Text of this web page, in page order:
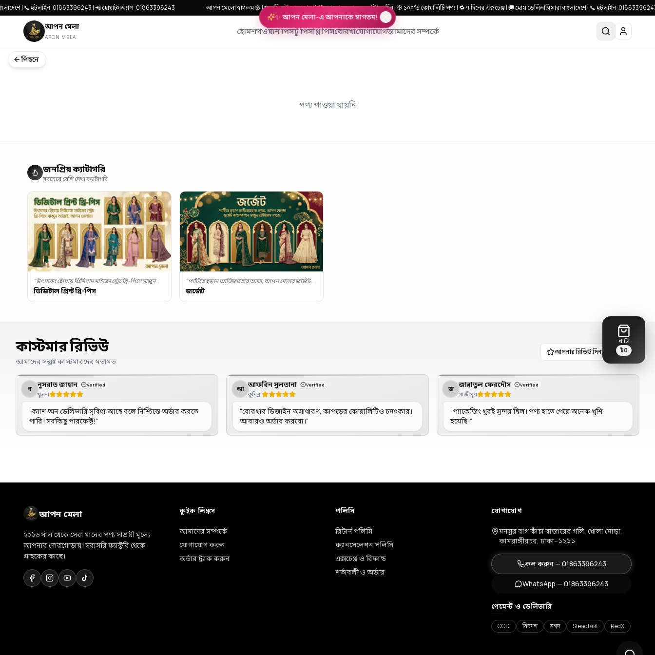
✨ আপন মেলা-এ আপনাকে স্বাগতম!
| 📞 হটলাইন: 01863396243 | 📲 হোয়াটসঅ্যাপ: 01863396243 আপন মেলাে স্বাগতম 🌸 | ❌ অগ্রিম টাকা লাগে না | 📦 পণ্য হাতে পেয়ে দেখে টাকা দিন | 🎯 ১০০% কোয়ালিটি পণ্য | 🔁 ৭ দিনের এক্সচেঞ্জ | 🚚 হোম ডেলিভারি সারা বাংলাদেশে | 📞 হটলাইন:
আপন মেলা
APON MELA
হোমশপওয়ান পিসটু পিসথ্রি পিসবোরখাযোগাযোগআমাদের সম্পর্কে
পিছনে
পণ্য পাওয়া যায়নি
জনপ্রিয় ক্যাটাগরি
সবচেয়ে বেশি দেখা ক্যাটাগরি
"উৎসবের ছোঁয়ায় প্রিমিয়াম মাইক্রো স্ট্রেচ থ্রি-পিসে সাজুন
আজই, আপন মেলায়।"
ডিজিটাল প্রিন্ট থ্রি-পিস
"পার্টিতে ছড়ান আভিজাত্যের আভা, আপন মেলার জর্জেট
কালেকশনে সাজুন প্রিমিয়াম সাজে।
জর্জেট
কাস্টমার রিভিউ
আমাদের সন্তুষ্ট কাস্টমারদের মতামত
আপনার রিভিউ দিন
ন নুসরাত জাহান Verified
খুলনা
"ক্যাশ অন ডেলিভারি সুবিধা আছে বলে নিশ্চিন্তে অর্ডার করতে
পারি। সবকিছু পারফেক্ট!"
আ আফরিন সুলতানা Verified
কুমিল্লা
"বোরখার ডিজাইন অসাধারণ, কাপড়ের কোয়ালিটিও চমৎকার।
আবারও অর্ডার করবো।"
জ জান্নাতুল ফেরদৌস Verified
গাজীপুর
"প্যাকেজিং খুবই সুন্দর ছিল। পণ্য হাতে পেয়ে অনেক খুশি
হয়েছি।"
🛍️
🛒
🏷️
👜
⭐
আপন মেলা
২০১৬ সাল থেকে সেরা মানের পণ্য সাশ্রয়ী মূল্যে
আপনার দোরগোড়ায়। সরাসরি ফ্যাক্টরি থেকে
গ্রাহকের কাছে।
কুইক লিঙ্কস
আমাদের সম্পর্কে
যোগাযোগ করুন
অর্ডার ট্র্যাক করুন
পলিসি
রিটার্ন পলিসি
ক্যানসেলেশন পলিসি
এক্সচেঞ্জ ও রিফান্ড
শর্তাবলী ও অর্ডার
যোগাযোগ
মনসুর বাগ কাঁচা বাজারের গলি, খোলা মোড়া,
কামরাঙ্গীরচর, ঢাকা–১২১১
কল করুন — 01863396243
WhatsApp — 01863396243
পেমেন্ট ও ডেলিভারি
COD বিকাশ নগদ Steadfast RedX
খালি
৳0